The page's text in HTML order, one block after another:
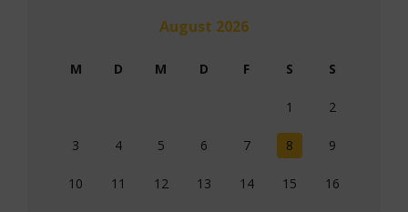
August 2026
M D M D F S S
1 2
3 4 5 6 7 8 9
10 11 12 13 14 15 16